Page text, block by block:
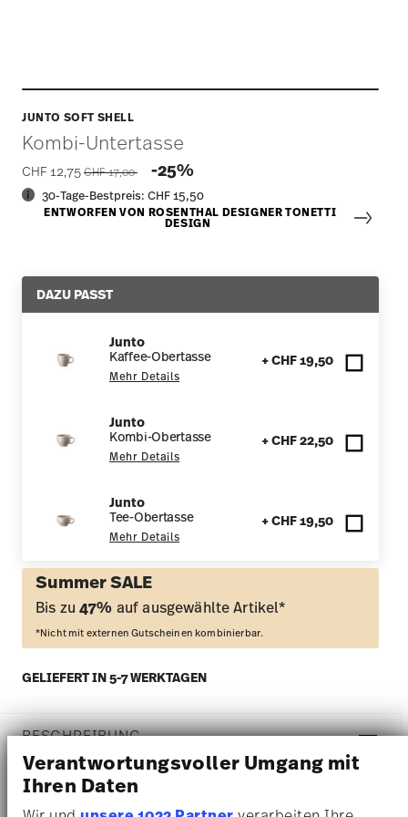
Verantwortungsvoller Umgang mit
Ihren Daten
JUNTO SOFT SHELL
Kombi-Untertasse
CHF 12,75 Price reduced from
CHF 17,00 -25%
30-Tage-Bestpreis:CHF 15,50
ENTWORFEN VON ROSENTHAL DESIGNER TONETTI
DESIGN
DAZU PASST
Junto
Kaffee-Obertasse
Mehr Details
+ CHF 19,50
Junto
Kombi-Obertasse
Mehr Details
+ CHF 22,50
Junto
Tee-Obertasse
Mehr Details
+ CHF 19,50
Summer SALE
Bis zu47% auf ausgewählte Artikel*
*Nicht mit externen Gutscheinen kombinierbar.
GELIEFERT IN 5-7 WERKTAGEN
BESCHREIBUNG
Rosenthal Junto Soft Shell Kombitasse - Ø 15,0 cm - h 1,8